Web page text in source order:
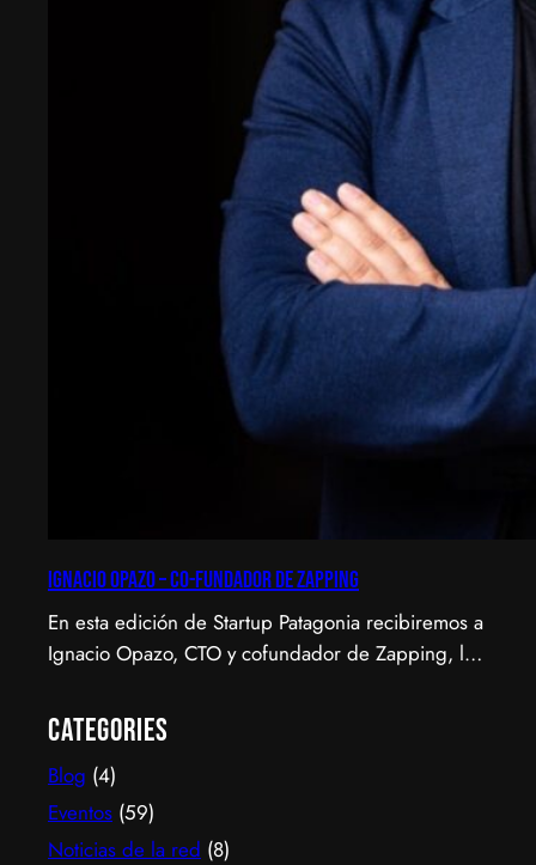
Ignacio Opazo – Co-Fundador de Zapping
En esta edición de Startup Patagonia recibiremos a
Ignacio Opazo, CTO y cofundador de Zapping, la
que América Latina ve televisión. ​Zapping nació
con una idea simple y potente: ofrecer una
experiencia de TV por internet fluida, sin
decodificadores ni contratos, y hoy suma más de
600…
Categories
Blog (4)
Eventos (59)
Noticias de la red (8)